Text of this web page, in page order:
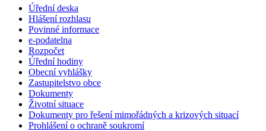
Úřední deska
Hlášení rozhlasu
Povinné informace
e-podatelna
Rozpočet
Úřední hodiny
Obecní vyhlášky
Zastupitelstvo obce
Dokumenty
Životní situace
Dokumenty pro řešení mimořádných a krizových situací
Prohlášení o ochraně soukromí